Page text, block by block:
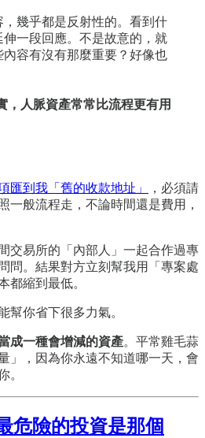
幾乎都是反射性的。看到什
一段回應。不是故意的，就
容有沒有那麼重要？好像也
，人脈資產常常比流程更有用
匯到我「舊的收款地址」
，必須請
一般流程走，不論時間還是費用，
交易所的「內部人」一起合作過專
問。結果對方立刻幫我用「專案處
都縮到最低。
幫你省下很多力氣。
成一種會增減的資產。平常雞毛蒜
」，因為你永遠不知道哪一天，會
。
危險的投資是那個